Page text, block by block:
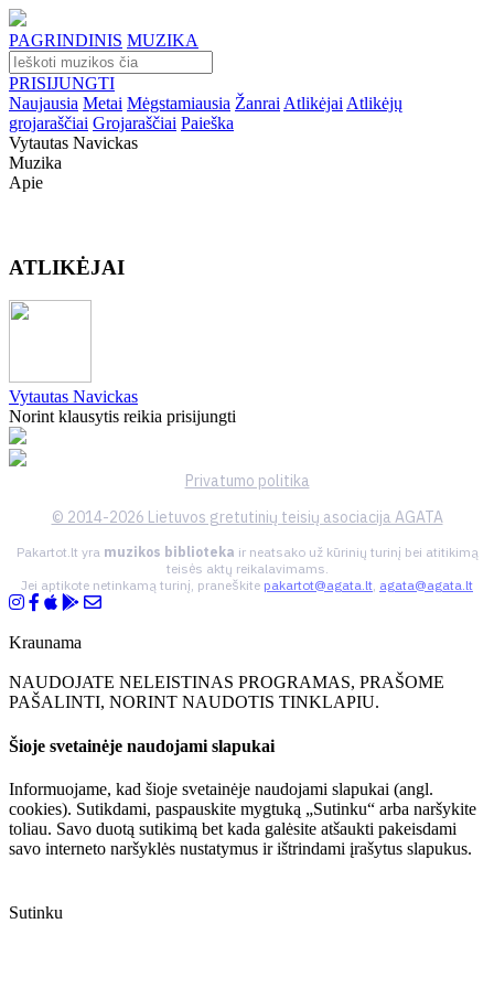
PAGRINDINIS MUZIKA
PRISIJUNGTI
Naujausia Metai Mėgstamiausia Žanrai Atlikėjai Atlikėjų
grojaraščiai Grojaraščiai Paieška
Vytautas Navickas
Muzika
Apie
ATLIKĖJAI
Vytautas Navickas
Norint klausytis reikia prisijungti
Privatumo politika
© 2014-2026 Lietuvos gretutinių teisių asociacija AGATA
Pakartot.lt yra muzikos biblioteka ir neatsako už kūrinių turinį bei atitikimą
teisės aktų reikalavimams.
Jei aptikote netinkamą turinį, praneškite pakartot@agata.lt, agata@agata.lt
Kraunama
NAUDOJATE NELEISTINAS PROGRAMAS, PRAŠOME
PAŠALINTI, NORINT NAUDOTIS TINKLAPIU.
Šioje svetainėje naudojami slapukai
Informuojame, kad šioje svetainėje naudojami slapukai (angl.
cookies). Sutikdami, paspauskite mygtuką „Sutinku“ arba naršykite
toliau. Savo duotą sutikimą bet kada galėsite atšaukti pakeisdami
savo interneto naršyklės nustatymus ir ištrindami įrašytus slapukus.
Sutinku